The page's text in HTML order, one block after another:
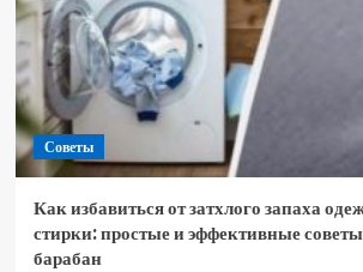
Советы
Как избавиться от затхлого запаха
стирки: простые и эффективные
барабан